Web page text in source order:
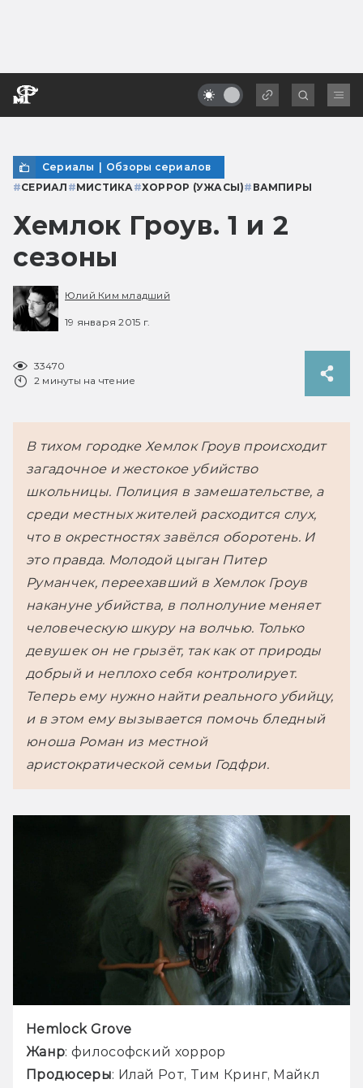
Сериалы | Обзоры сериалов
#СЕРИАЛ #МИСТИКА #ХОРРОР (УЖАСЫ)# ВАМПИРЫ
Хемлок Гроув. 1 и 2
сезоны
Юлий Ким младший
19 января 2015 г.
33470
2 минуты на чтение
В тихом городке Хемлок Гроув происходит
загадочное и жестокое убийство
школьницы. Полиция в замешательстве, а
среди местных жителей расходится слух,
что в окрестностях завёлся оборотень. И
это правда. Молодой цыган Питер
Руманчек, переехавший в Хемлок Гроув
накануне убийства, в полнолуние меняет
человеческую шкуру на волчью. Только
девушек он не грызёт, так как от природы
добрый и неплохо себя контролирует.
Теперь ему нужно найти реального убийцу,
и в этом ему вызывается помочь бледный
юноша Роман из местной
аристократической семьи Годфри.
Hemlock Grove
Жанр: философский хоррор
Продюсеры: Илай Рот, Тим Кринг, Майкл